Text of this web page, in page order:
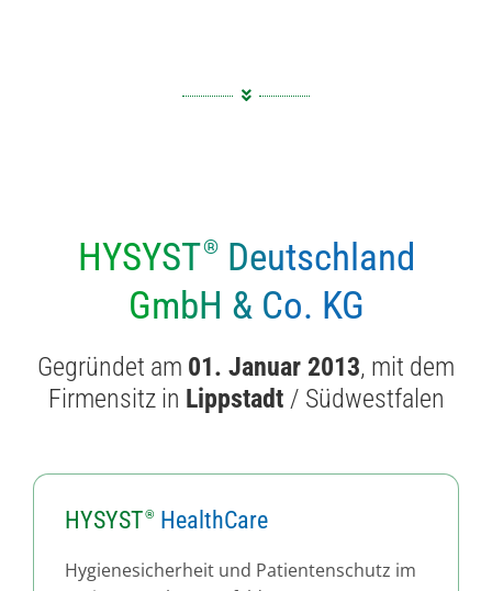
HYSYST Deutschland
GmbH & Co. KG
Gegründet am 01. Januar 2013, mit dem
Firmensitz in Lippstadt / Südwestfalen
HYSYST HealthCare
Hygienesicherheit und Patientenschutz im